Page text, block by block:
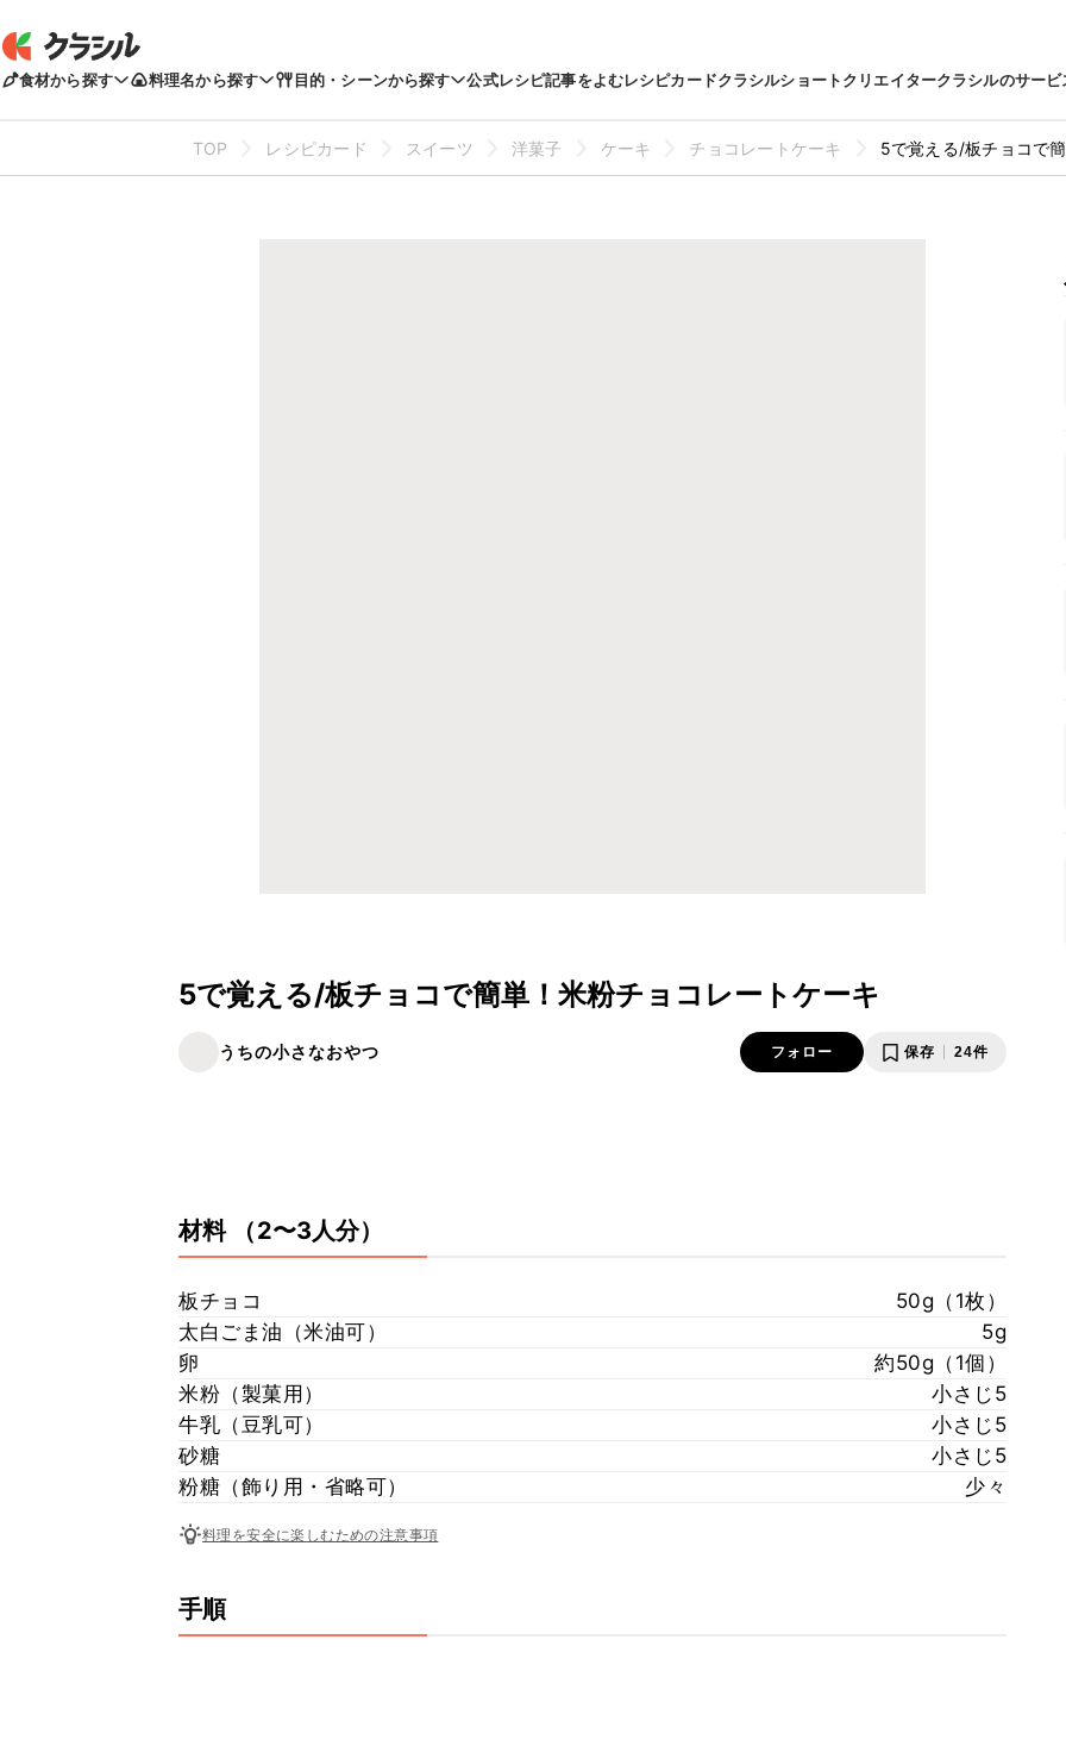
食材から探す 料理名から探す 目的・シーンから探す 公式レシピ記事をよむレシピカードクラシルショートクリエイタークラシルのサービ
TOP レシピカード スイーツ 洋菓子 ケーキ チョコレートケーキ 5で覚える/板チョコで
5で覚える/板チョコで簡単！米粉チョコレートケーキ
うちの小さなおやつ フォロー 保存 24件
材料 （2〜3人分）
板チョコ
50g（1枚）
太白ごま油（米油可）
5g
卵
約50g（1個）
米粉（製菓用）
小さじ5
牛乳（豆乳可）
小さじ5
砂糖
小さじ5
粉糖（飾り用・省略可）
少々
料理を安全に楽しむための注意事項
手順